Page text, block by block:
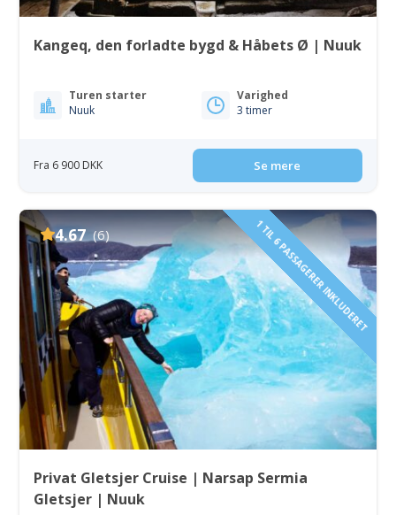
Kangeq, den forladte bygd & Håbets Ø | Nuuk
Turen starter
Nuuk
Varighed
3 timer
Fra 6 900 DKK Se mere
4.67 (6) 1 TIL 6 PASSAGERER INKLUDERET
Privat Gletsjer Cruise | Narsap Sermia
Gletsjer | Nuuk